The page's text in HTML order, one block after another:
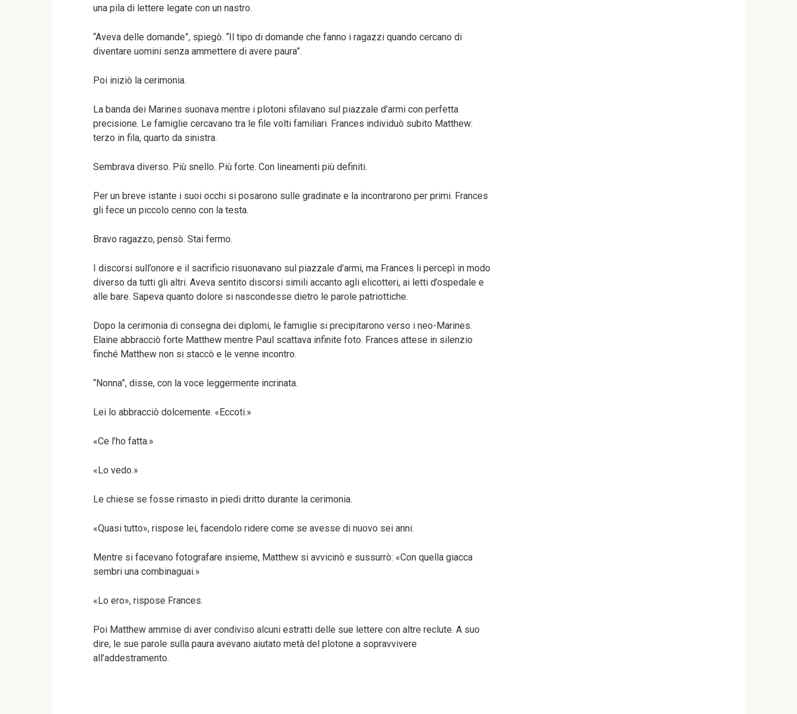
una pila di lettere legate con un nastro.
“Aveva delle domande”, spiegò. “Il tipo di domande che fanno i ragazzi quando cercano di
diventare uomini senza ammettere di avere paura”.
Poi iniziò la cerimonia.
La banda dei Marines suonava mentre i plotoni sfilavano sul piazzale d’armi con perfetta
precisione. Le famiglie cercavano tra le file volti familiari. Frances individuò subito Matthew:
terzo in fila, quarto da sinistra.
Sembrava diverso. Più snello. Più forte. Con lineamenti più definiti.
Per un breve istante i suoi occhi si posarono sulle gradinate e la incontrarono per primi. Frances
gli fece un piccolo cenno con la testa.
Bravo ragazzo, pensò. Stai fermo.
I discorsi sull’onore e il sacrificio risuonavano sul piazzale d’armi, ma Frances li percepì in modo
diverso da tutti gli altri. Aveva sentito discorsi simili accanto agli elicotteri, ai letti d’ospedale e
alle bare. Sapeva quanto dolore si nascondesse dietro le parole patriottiche.
Dopo la cerimonia di consegna dei diplomi, le famiglie si precipitarono verso i neo-Marines.
Elaine abbracciò forte Matthew mentre Paul scattava infinite foto. Frances attese in silenzio
finché Matthew non si staccò e le venne incontro.
“Nonna”, disse, con la voce leggermente incrinata.
Lei lo abbracciò dolcemente. «Eccoti.»
«Ce l’ho fatta.»
«Lo vedo.»
Le chiese se fosse rimasto in piedi dritto durante la cerimonia.
«Quasi tutto», rispose lei, facendolo ridere come se avesse di nuovo sei anni.
Mentre si facevano fotografare insieme, Matthew si avvicinò e sussurrò: «Con quella giacca
sembri una combinaguai.»
«Lo ero», rispose Frances.
Poi Matthew ammise di aver condiviso alcuni estratti delle sue lettere con altre reclute. A suo
dire, le sue parole sulla paura avevano aiutato metà del plotone a sopravvivere
all’addestramento.